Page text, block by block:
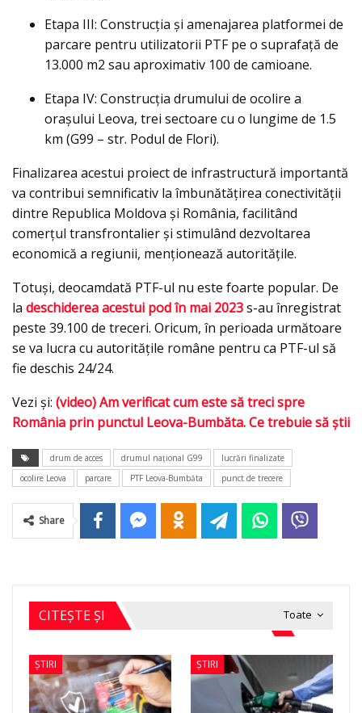
Etapa III: Construcția și amenajarea platformei de
parcare pentru utilizatorii PTF pe o suprafață de
13.000 m2 sau aproximativ 100 de camioane.
Etapa IV: Construcția drumului de ocolire a
orașului Leova, trei sectoare cu o lungime de 1.5
km (G99 – str. Podul de Flori).
Finalizarea acestui proiect de infrastructură importantă
va contribui semnificativ la îmbunătățirea conectivității
dintre Republica Moldova și România, facilitând
comerțul transfrontalier și stimulând dezvoltarea
economică a regiunii, menționează autoritățile.
Totuși, deocamdată PTF-ul nu este foarte popular. De
la deschiderea acestui pod în mai 2023s-au înregistrat
peste 39.100 de treceri. Oricum, în perioada următoare
se va lucra cu autoritățile române pentru ca PTF-ul să
fie deschis 24/24.
Vezi și: (video) Am verificat cum este să treci spre
România prin punctul Leova-Bumbăta. Ce trebuie să știi
drum de acces drumul național G99
lucrări finalizate
ocolire Leova
parcare PTF Leova-Bumbăta punct de trecere
Share
Toate
CITEȘTE ȘI
ȘTIRI ȘTIRI